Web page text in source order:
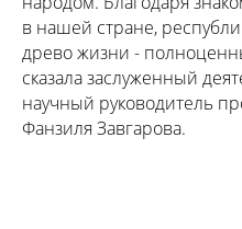
в нашей стране,
древо жизни -
сказала заслуженный
научный руководитель
Фанзиля Завгарова.